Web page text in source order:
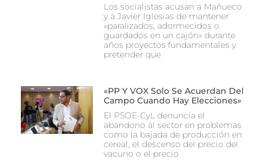
Los socialistas acusan a Mañueco
y a Javier Iglesias de mantener
«paralizados, adormecidos o
guardados en un cajón» durante
años proyectos fundamentales y
pretender que
«PP Y VOX Solo Se Acuerdan Del
Campo Cuando Hay Elecciones»
El PSOE-CyL denuncia el
abandono al sector en problemas
como la bajada de producción en
cereal, el descenso del precio del
vacuno o el precio